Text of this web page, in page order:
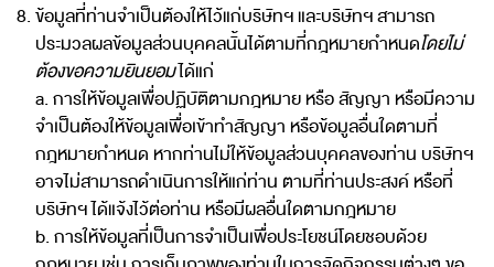
ข้อมูลที่ท่านจำเป็นต้องให้ไว้แก่บริษัทฯ และบริษัทฯ สามารถ
ประมวลผลข้อมูลส่วนบุคคลนั้นได้ตามที่กฎหมายกำหนดโดยไม่
ต้องขอความยินยอมได้แก่
a. การให้ข้อมูลเพื่อปฏิบัติตามกฎหมาย หรือ สัญญา หรือมีความ
จำเป็นต้องให้ข้อมูลเพื่อเข้าทำสัญญา หรือข้อมูลอื่นใดตามที่
กฎหมายกำหนด หากท่านไม่ให้ข้อมูลส่วนบุคคลของท่าน บริษัทฯ
อาจไม่สามารถดำเนินการให้แก่ท่าน ตามที่ท่านประสงค์ หรือที่
บริษัทฯ ได้แจ้งไว้ต่อท่าน หรือมีผลอื่นใดตามกฎหมาย
b. การให้ข้อมูลที่เป็นการจำเป็นเพื่อประโยชน์โดยชอบด้วย